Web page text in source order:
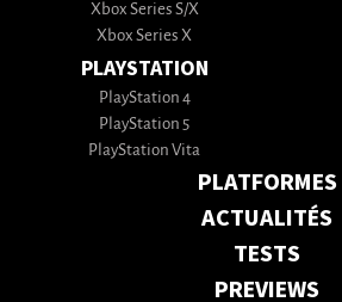
Xbox Series S/X
Xbox Series X
PLAYSTATION
PlayStation 4
PlayStation 5
PlayStation Vita
PLATFORMES
ACTUALITÉS
TESTS
PREVIEWS